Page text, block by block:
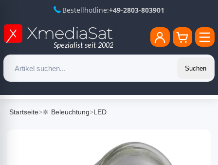
Bestellhotline:+49-2803-803901
Suchen
Startseite>🔆 Beleuchtung>LED